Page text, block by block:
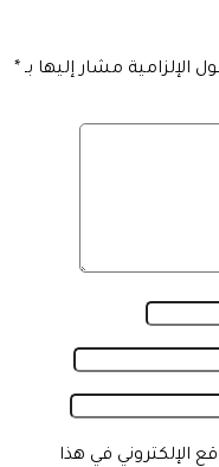
الإلزامية مشار إليها بـ *
الإلكتروني في هذا